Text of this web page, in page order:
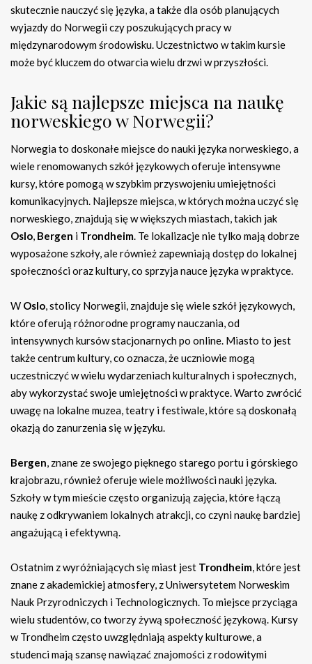
skutecznie nauczyć się języka, a także dla osób planujących
wyjazdy do Norwegii czy poszukujących pracy w
międzynarodowym środowisku. Uczestnictwo w takim kursie
może być kluczem do otwarcia wielu drzwi w przyszłości.
Jakie są najlepsze miejsca na naukę
norweskiego w Norwegii?
Norwegia to doskonałe miejsce do nauki języka norweskiego, a
wiele renomowanych szkół językowych oferuje intensywne
kursy, które pomogą w szybkim przyswojeniu umiejętności
komunikacyjnych. Najlepsze miejsca, w których można uczyć się
norweskiego, znajdują się w większych miastach, takich jak
Oslo, Bergen i Trondheim. Te lokalizacje nie tylko mają dobrze
wyposażone szkoły, ale również zapewniają dostęp do lokalnej
społeczności oraz kultury, co sprzyja nauce języka w praktyce.
W Oslo, stolicy Norwegii, znajduje się wiele szkół językowych,
które oferują różnorodne programy nauczania, od
intensywnych kursów stacjonarnych po online. Miasto to jest
także centrum kultury, co oznacza, że uczniowie mogą
uczestniczyć w wielu wydarzeniach kulturalnych i społecznych,
aby wykorzystać swoje umiejętności w praktyce. Warto zwrócić
uwagę na lokalne muzea, teatry i festiwale, które są doskonałą
okazją do zanurzenia się w języku.
Bergen, znane ze swojego pięknego starego portu i górskiego
krajobrazu, również oferuje wiele możliwości nauki języka.
Szkoły w tym mieście często organizują zajęcia, które łączą
naukę z odkrywaniem lokalnych atrakcji, co czyni naukę bardziej
angażującą i efektywną.
Ostatnim z wyróżniających się miast jest Trondheim, które jest
znane z akademickiej atmosfery, z Uniwersytetem Norweskim
Nauk Przyrodniczych i Technologicznych. To miejsce przyciąga
wielu studentów, co tworzy żywą społeczność językową. Kursy
w Trondheim często uwzględniają aspekty kulturowe, a
studenci mają szansę nawiązać znajomości z rodowitymi